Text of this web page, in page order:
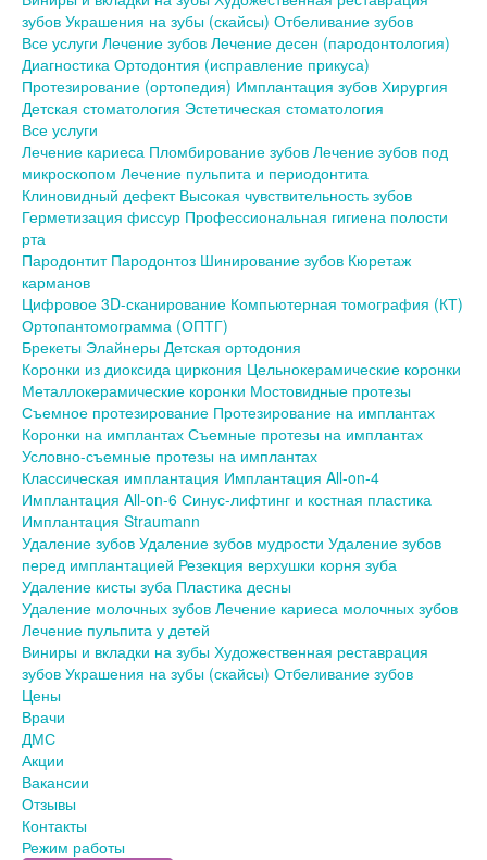
зубов Украшения на зубы (скайсы) Отбеливание зубов
Все услуги Лечение зубов Лечение десен (пародонтология)
Диагностика Ортодонтия (исправление прикуса)
Протезирование (ортопедия) Имплантация зубов Хирургия
Детская стоматология Эстетическая стоматология
Все услуги
Лечение кариеса Пломбирование зубов Лечение зубов под
микроскопом Лечение пульпита и периодонтита
Клиновидный дефект Высокая чувствительность зубов
Герметизация фиссур Профессиональная гигиена полости
рта
Пародонтит Пародонтоз Шинирование зубов Кюретаж
карманов
Цифровое 3D-сканирование Компьютерная томография (КТ)
Ортопантомограмма (ОПТГ)
Брекеты Элайнеры Детская ортодония
Коронки из диоксида циркония Цельнокерамические коронки
Металлокерамические коронки Мостовидные протезы
Съемное протезирование Протезирование на имплантах
Коронки на имплантах Съемные протезы на имплантах
Условно-съемные протезы на имплантах
Классическая имплантация Имплантация All-on-4
Имплантация All-on-6 Синус-лифтинг и костная пластика
Имплантация Straumann
Удаление зубов Удаление зубов мудрости Удаление зубов
перед имплантацией Резекция верхушки корня зуба
Удаление кисты зуба Пластика десны
Удаление молочных зубов Лечение кариеса молочных зубов
Лечение пульпита у детей
Виниры и вкладки на зубы Художественная реставрация
зубов Украшения на зубы (скайсы) Отбеливание зубов
Цены
Врачи
ДМС
Акции
Вакансии
Отзывы
Контакты
Режим работы